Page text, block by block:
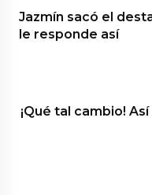
Jazmín sacó el
le responde así
¡Qué tal cambio!